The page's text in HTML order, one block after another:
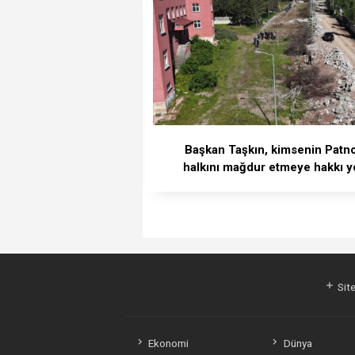
Başkan Taşkın, kimsenin
halkını mağdur etmeye hakkı
Ekonomi
Dünya